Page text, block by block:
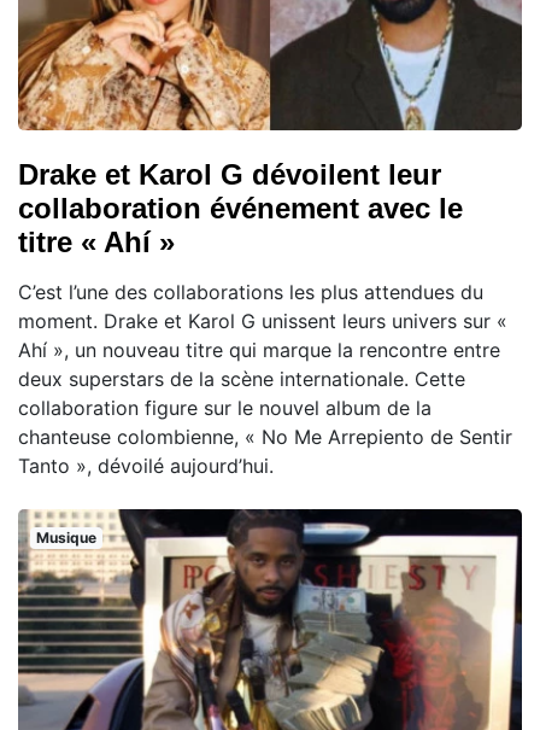
Drake et Karol G dévoilent leur
collaboration événement avec le
titre « Ahí »
C’est l’une des collaborations les plus attendues du
moment. Drake et Karol G unissent leurs univers sur «
Ahí », un nouveau titre qui marque la rencontre entre
deux superstars de la scène internationale. Cette
collaboration figure sur le nouvel album de la
chanteuse colombienne, « No Me Arrepiento de Sentir
Tanto », dévoilé aujourd’hui.
Musique